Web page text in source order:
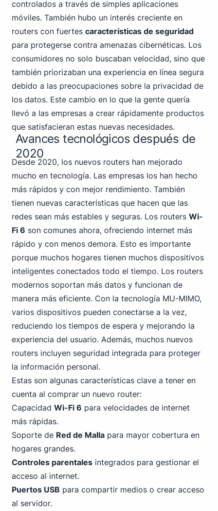
controlados a través de simples aplicaciones
móviles. También hubo un interés creciente en
routers con fuertes características de seguridad
para protegerse contra amenazas cibernéticas. Los
consumidores no solo buscaban velocidad, sino que
también priorizaban una experiencia en línea segura
debido a las preocupaciones sobre la privacidad de
los datos. Este cambio en lo que la gente quería
llevó a las empresas a crear rápidamente productos
que satisfacieran estas nuevas necesidades.
Avances tecnológicos después de
2020
Desde 2020, los nuevos routers han mejorado
mucho en tecnología. Las empresas los han hecho
más rápidos y con mejor rendimiento. También
tienen nuevas características que hacen que las
redes sean más estables y seguras. Los routers Wi-
Fi 6 son comunes ahora, ofreciendo internet más
rápido y con menos demora. Esto es importante
porque muchos hogares tienen muchos dispositivos
inteligentes conectados todo el tiempo. Los routers
modernos soportan más datos y funcionan de
manera más eficiente. Con la tecnología MU-MIMO,
varios dispositivos pueden conectarse a la vez,
reduciendo los tiempos de espera y mejorando la
experiencia del usuario. Además, muchos nuevos
routers incluyen seguridad integrada para proteger
la información personal.
Estas son algunas características clave a tener en
cuenta al comprar un nuevo router:
Capacidad Wi-Fi 6 para velocidades de internet
más rápidas.
Soporte de Red de Malla para mayor cobertura en
hogares grandes.
Controles parentales integrados para gestionar el
acceso al internet.
Puertos USB para compartir medios o crear acceso
al servidor.